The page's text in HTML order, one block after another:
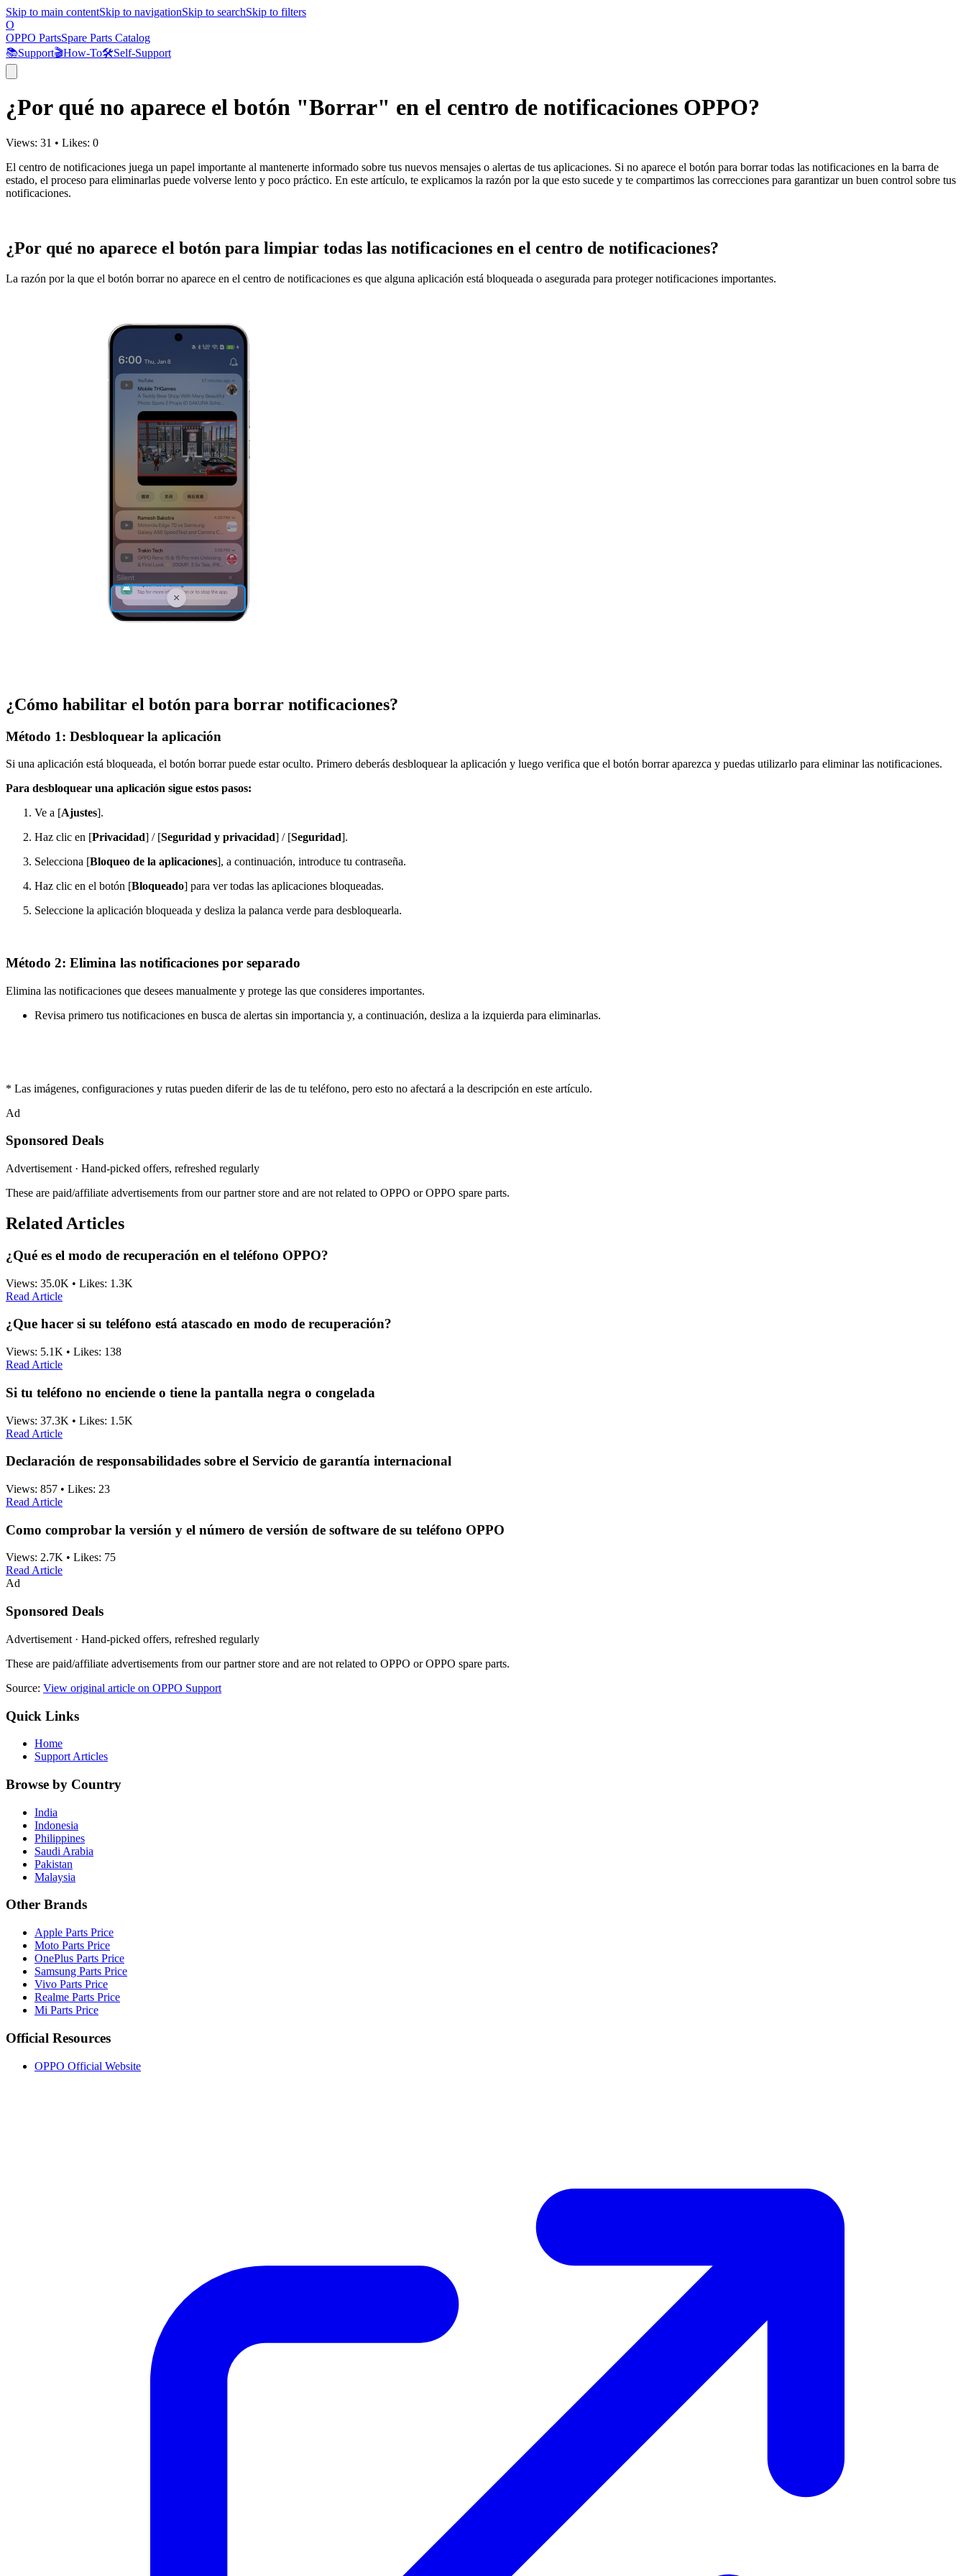
Skip to main contentSkip to navigationSkip to searchSkip to filters
O
OPPO PartsSpare Parts Catalog
📚Support🎬How-To🛠️Self-Support
¿Por qué no aparece el botón "Borrar" en el centro de notificaciones OPPO?
Views: 31 • Likes: 0
El centro de notificaciones juega un papel importante al mantenerte informado sobre tus nuevos mensajes o alertas de tus aplicaciones. Si no aparece el botón para borrar todas las notificaciones en la barra de
estado, el proceso para eliminarlas puede volverse lento y poco práctico. En este artículo, te explicamos la razón por la que esto sucede y te compartimos las correcciones para garantizar un buen control sobre tus
notificaciones.
¿Por qué no aparece el botón para limpiar todas las notificaciones en el centro de notificaciones?
La razón por la que el botón borrar no aparece en el centro de notificaciones es que alguna aplicación está bloqueada o asegurada para proteger notificaciones importantes.
¿Cómo habilitar el botón para borrar notificaciones?
Método 1: Desbloquear la aplicación
Si una aplicación está bloqueada, el botón borrar puede estar oculto. Primero deberás desbloquear la aplicación y luego verifica que el botón borrar aparezca y puedas utilizarlo para eliminar las notificaciones.
Para desbloquear una aplicación sigue estos pasos:
Ve a [Ajustes].
Haz clic en [Privacidad] / [Seguridad y privacidad] / [Seguridad].
Selecciona [Bloqueo de la aplicaciones], a continuación, introduce tu contraseña.
Haz clic en el botón [Bloqueado] para ver todas las aplicaciones bloqueadas.
Seleccione la aplicación bloqueada y desliza la palanca verde para desbloquearla.
Método 2: Elimina las notificaciones por separado
Elimina las notificaciones que desees manualmente y protege las que consideres importantes.
Revisa primero tus notificaciones en busca de alertas sin importancia y, a continuación, desliza a la izquierda para eliminarlas.
* Las imágenes, configuraciones y rutas pueden diferir de las de tu teléfono, pero esto no afectará a la descripción en este artículo.
Ad
Sponsored Deals
Advertisement · Hand-picked offers, refreshed regularly
These are paid/affiliate advertisements from our partner store and are not related to OPPO or OPPO spare parts.
Related Articles
¿Qué es el modo de recuperación en el teléfono OPPO?
Views: 35.0K • Likes: 1.3K
Read Article
¿Que hacer si su teléfono está atascado en modo de recuperación?
Views: 5.1K • Likes: 138
Read Article
Si tu teléfono no enciende o tiene la pantalla negra o congelada
Views: 37.3K • Likes: 1.5K
Read Article
Declaración de responsabilidades sobre el Servicio de garantía internacional
Views: 857 • Likes: 23
Read Article
Como comprobar la versión y el número de versión de software de su teléfono OPPO
Views: 2.7K • Likes: 75
Read Article
Ad
Sponsored Deals
Advertisement · Hand-picked offers, refreshed regularly
These are paid/affiliate advertisements from our partner store and are not related to OPPO or OPPO spare parts.
Source: View original article on OPPO Support
Quick Links
Home
Support Articles
Browse by Country
India
Indonesia
Philippines
Saudi Arabia
Pakistan
Malaysia
Other Brands
Apple Parts Price
Moto Parts Price
OnePlus Parts Price
Samsung Parts Price
Vivo Parts Price
Realme Parts Price
Mi Parts Price
Official Resources
OPPO Official Website